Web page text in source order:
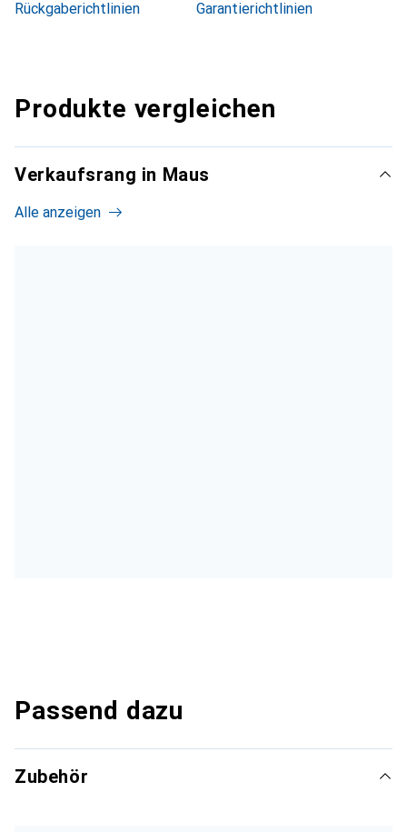
Rückgaberichtlinien
Garantierichtlinien
Produkte vergleichen
Verkaufsrang in Maus
Alle anzeigen
Passend dazu
Zubehör